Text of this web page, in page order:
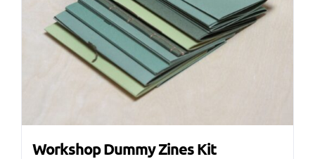
Workshop Dummy Zines Kit